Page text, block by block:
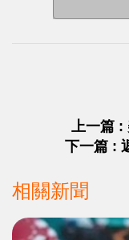
上一篇 :
下一篇 :
相關新聞